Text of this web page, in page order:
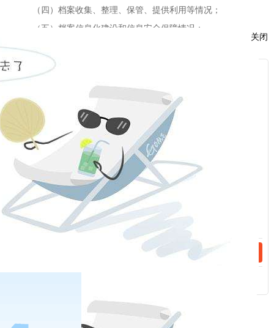
（四）档案收集、整理、保管、提供利用等情况；
（五）档案信息化建设和信息安全保障情况；
第四十三条 档案主管部门根据违法线索进行检查时，在符
合安全保密要求的前提下，可以检查有关库房、设施、设备，查
阅有关材料，询问有关人员，记录有关情况，有关单位和个人应
当配合。
第四十四条 档案馆和机关、团体、企业事业单位以及其他
组织发现本单位存在档案安全隐患的，应当及时采取补救措施，
消除档案安全隐患。发生档案损毁、信息泄露等情形的，应当及
时向档案主管部门报告。
第四十五条 档案主管部门发现档案馆和机关、团体、企业
事业单位以及其他组织存在档案安全隐患的，应当责令限期整
接到举报的档案主管部门或者有关机关应当及时依法处理。
第四十七条 档案主管部门及其工作人员应当按照法定的职
关闭